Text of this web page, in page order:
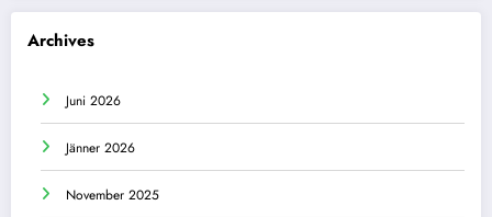
Archives
Juni 2026
Jänner 2026
November 2025